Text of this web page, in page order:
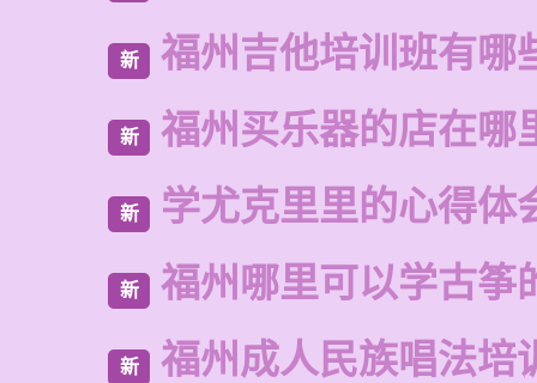
新 福州吉他培训班有哪
新 福州买乐器的店在哪
新 学尤克里里的心得体
新 福州哪里可以学古筝
新 福州成人民族唱法培